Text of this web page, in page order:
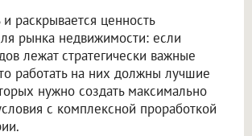
раскрывается ценность
рынка недвижимости: если
лежат стратегически важные
работать на них должны лучшие
нужно создать максимально
с комплексной проработкой